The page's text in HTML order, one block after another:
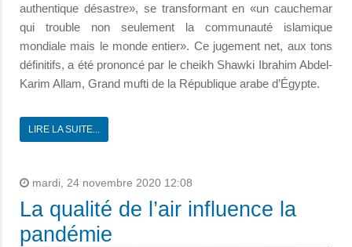
authentique désastre», se transformant en «un cauchemar
qui trouble non seulement la communauté islamique
mondiale mais le monde entier». Ce jugement net, aux tons
définitifs, a été prononcé par le cheikh Shawki Ibrahim Abdel-
Karim Allam, Grand mufti de la République arabe d’Égypte.
LIRE LA SUITE...
mardi, 24 novembre 2020 12:08
La qualité de l’air influence la
pandémie